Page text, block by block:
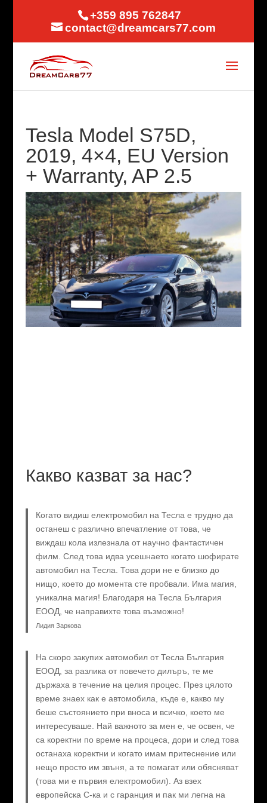
+359 895 762847
contact@dreamcars77.com
Tesla Model S75D,
2019, 4×4, EU Version
+ Warranty, AP 2.5
Какво казват за нас?
Когато видиш електромобил на Тесла е трудно да
останеш с различно впечатление от това, че
виждаш кола излезнала от научно фантастичен
филм. След това идва усешнаето когато шофирате
автомобил на Тесла. Това дори не е близко до
нищо, което до момента сте пробвали. Има магия,
уникална магия! Благодаря на Тесла България
ЕООД, че направихте това възможно!
Лидия Заркова
На скоро закупих автомобил от Тесла България
ЕООД, за разлика от повечето дилъръ, те ме
държаха в течение на целия процес. През цялото
време знаех как е автомобила, къде е, какво му
беше състоянието при вноса и всичко, което ме
интересуваше. Най важното за мен е, че освен, че
са коректни по време на процеса, дори и след това
останаха коректни и когато имам притеснение или
нещо просто им звъня, а те помагат или обясняват
(това ми е първия електромобил). Аз взех
европейска C-ка и с гаранция и пак ми легна на